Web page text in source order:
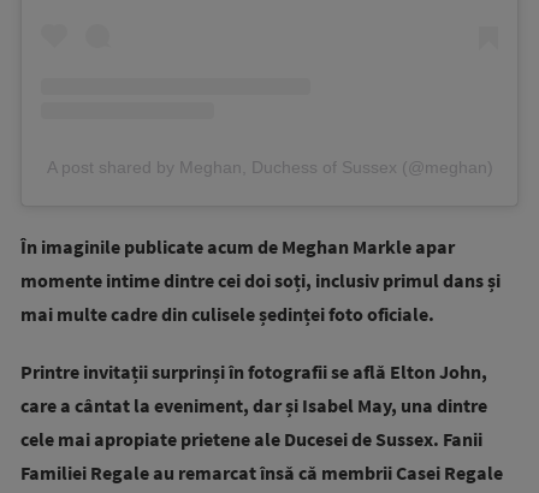
A post shared by Meghan, Duchess of Sussex (@meghan)
În imaginile publicate acum de Meghan Markle apar
momente intime dintre cei doi soți, inclusiv primul dans și
mai multe cadre din culisele ședinței foto oficiale.
Printre invitații surprinși în fotografii se află Elton John,
care a cântat la eveniment, dar și Isabel May, una dintre
cele mai apropiate prietene ale Ducesei de Sussex. Fanii
Familiei Regale au remarcat însă că membrii Casei Regale